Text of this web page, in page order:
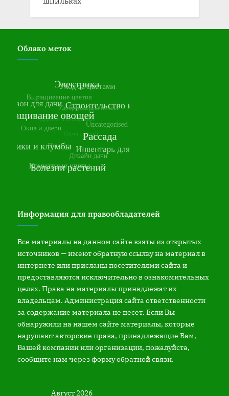
Облако меток
Информация для правообладателей
Все материалы на данном сайте взяты из открытых
источников — имеют обратную ссылку на материал в
интернете или присланы посетителями сайта и
предоставляются исключительно в ознакомительных
целях. Права на материалы принадлежат их
владельцам. Администрация сайта ответственности
за содержание материала не несет. Если Вы
обнаружили на нашем сайте материалы, которые
нарушают авторские права, принадлежащие Вам,
Вашей компании или организации, пожалуйста,
сообщите нам через форму обратной связи.
Август 2026